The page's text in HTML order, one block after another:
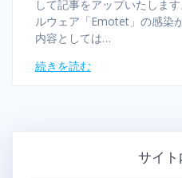
して記事をアップいたしま
ルウェア「Emotet」の感染
内容としては…
続きを読む
サイ